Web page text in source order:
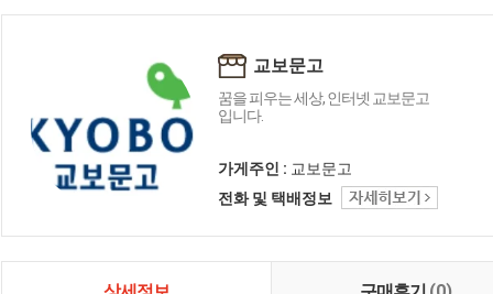
교보문고
꿈을 피우는 세상, 인터넷 교보문고
입니다.
가게주인 : 교보문고
전화 및 택배정보